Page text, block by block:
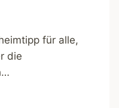
für alle,
die